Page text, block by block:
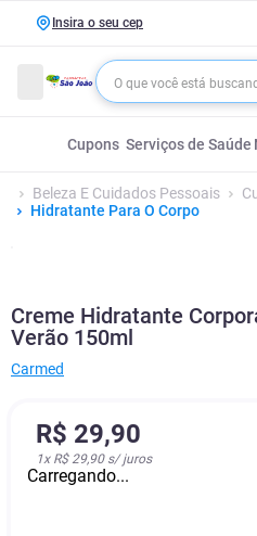
Insira o seu cep
Cupons Serviços de Saúde
Beleza E Cuidados Pessoais
Hidratante Para O Corpo
Creme Hidratante
Verão 150ml
Carmed
R$ 29,90
1x R$ 29,90s/ juros
Carregando...